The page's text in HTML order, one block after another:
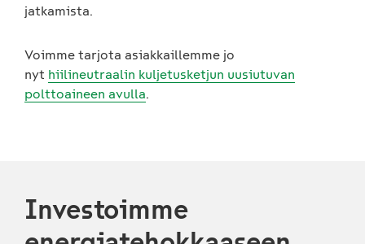
jatkamista.
Voimme tarjota asiakkaillemme jo
nyt hiilineutraalin kuljetusketjun uusiutuvan
polttoaineen avulla.
Investoimme